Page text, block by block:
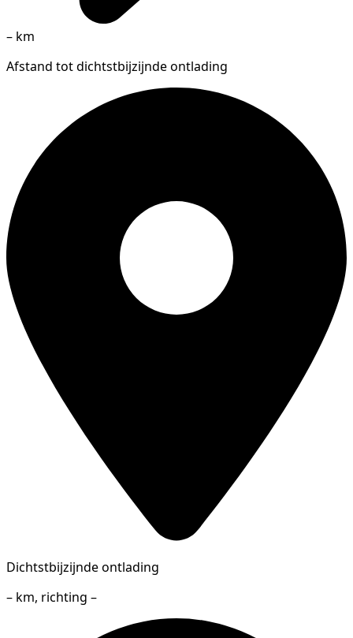
– km
Afstand tot dichtstbijzijnde ontlading
Dichtstbijzijnde ontlading
– km, richting –